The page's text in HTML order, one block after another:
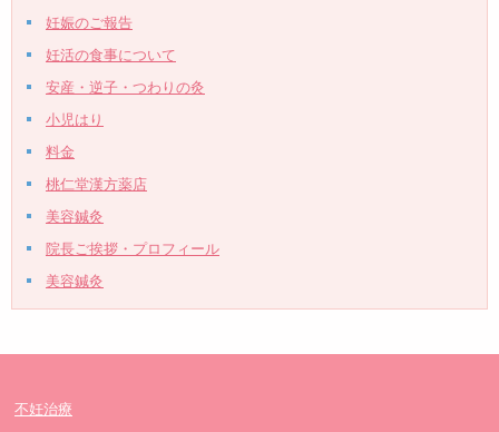
妊娠のご報告
妊活の食事について
安産・逆子・つわりの灸
小児はり
料金
桃仁堂漢方薬店
美容鍼灸
院長ご挨拶・プロフィール
美容鍼灸
不妊治療